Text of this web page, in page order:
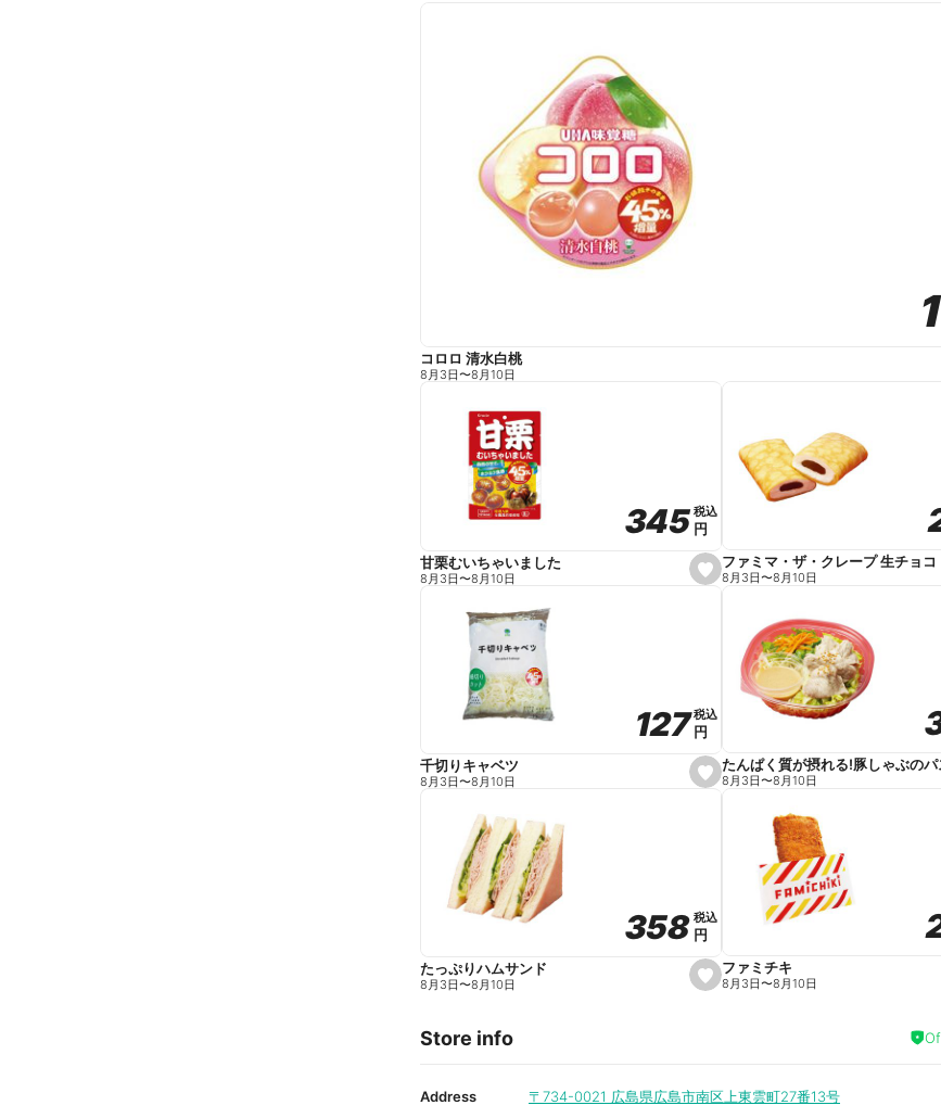
コロロ 清水白桃
8月3日〜8月10日
s
e
e
345
345税込
税込
円
円
甘栗むいちゃいました
8月3日〜8月10日
ファミマ・ザ・クレープ 生チョコ
8月3日〜8月10日
s
e
e
127
127税込
税込
円
円
千切りキャベツ
8月3日〜8月10日 8月3日〜8月10日
s
e
i
t
358
358税込
税込
円
円
たっぷりハムサンド
8月3日〜8月10日
ファミチキ
8月3日〜8月10日
Store info
Address 〒734-0021 広島県広島市南区上東雲町27番13号